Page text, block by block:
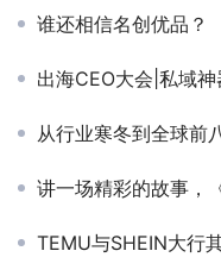
谁还相信名创优品？
出海CEO大会|私域神器木兰
从行业寒冬到全球前八，
讲一场精彩的故事，
TEMU与SHEIN大行